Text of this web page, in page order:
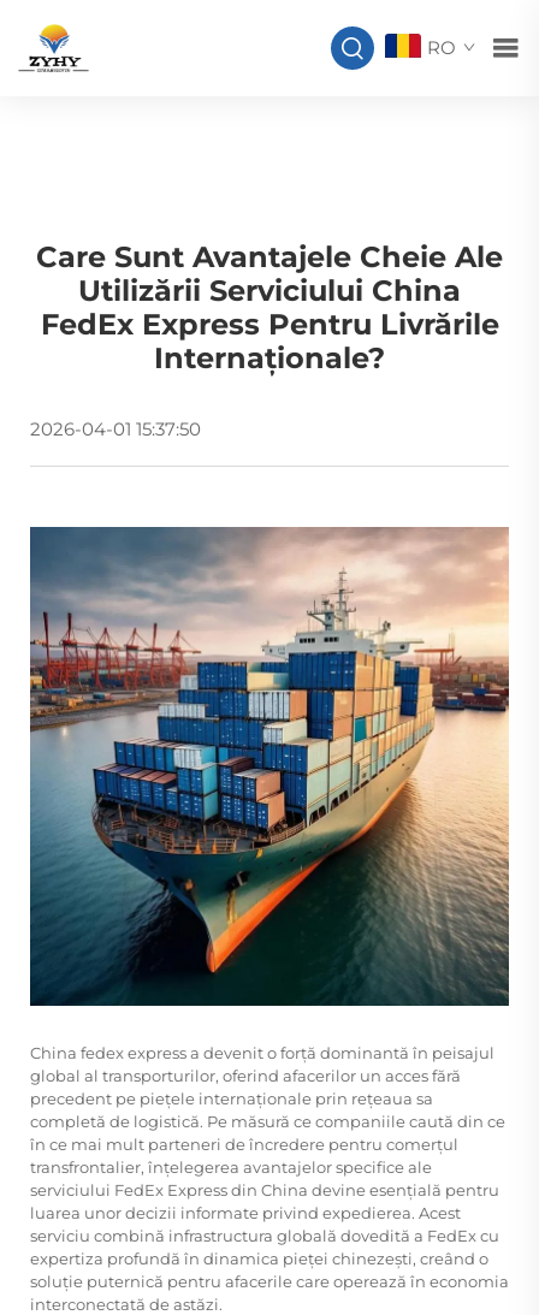
RO
Care Sunt Avantajele Cheie Ale
Utilizării Serviciului China
FedEx Express Pentru Livrările
Internaționale?
2026-04-01 15:37:50
China fedex expressa devenit o forță dominantă în peisajul
global al transporturilor, oferind afacerilor un acces fără
precedent pe piețele internaționale prin rețeaua sa
completă de logistică. Pe măsură ce companiile caută din ce
în ce mai mult parteneri de încredere pentru comerțul
transfrontalier, înțelegerea avantajelor specifice ale
serviciului FedEx Express din China devine esențială pentru
luarea unor decizii informate privind expedierea. Acest
serviciu combină infrastructura globală dovedită a FedEx cu
expertiza profundă în dinamica pieței chinezești, creând o
soluție puternică pentru afacerile care operează în economia
interconectată de astăzi.